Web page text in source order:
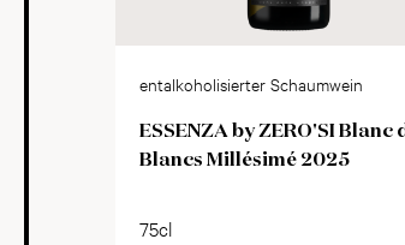
entalkoholisierter Schaumwein
ESSENZA by ZERO'SI Blanc
Blancs Millésimé 2025
75cl